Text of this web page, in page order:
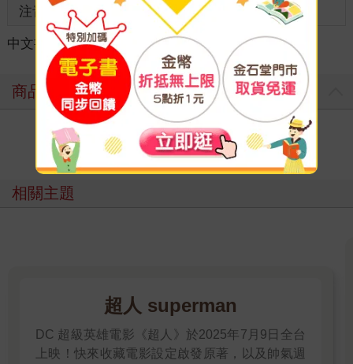
注音 級別
中文書 ＞ 漫畫 ＞ 日系輕鬆幽默 搞怪幽默
商品評價
寫評價
相關主題
超人 superman
DC 超級英雄電影《超人》於2025年7月9日全台
上映！快來收藏電影設定啟發原著，以及帥氣週